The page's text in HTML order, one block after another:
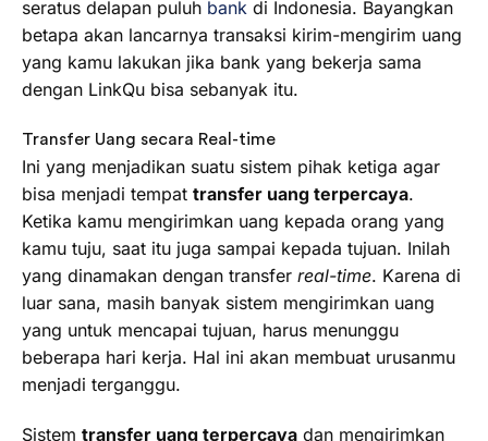
seratus delapan puluh bank di Indonesia. Bayangkan
betapa akan lancarnya transaksi kirim-mengirim uang
yang kamu lakukan jika bank yang bekerja sama
dengan LinkQu bisa sebanyak itu.
Transfer Uang secara Real-time
Ini yang menjadikan suatu sistem pihak ketiga agar
bisa menjadi tempat transfer uang terpercaya.
Ketika kamu mengirimkan uang kepada orang yang
kamu tuju, saat itu juga sampai kepada tujuan. Inilah
yang dinamakan dengan transfer real-time. Karena di
luar sana, masih banyak sistem mengirimkan uang
yang untuk mencapai tujuan, harus menunggu
beberapa hari kerja. Hal ini akan membuat urusanmu
menjadi terganggu.
Sistem transfer uang terpercaya dan mengirimkan